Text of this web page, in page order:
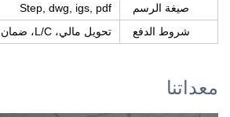
صيغة الرسم
Step, dwg, igs, pdf
شروط الدفع
تحويل مالي، L/C، ضمان التجارة
معداتنا